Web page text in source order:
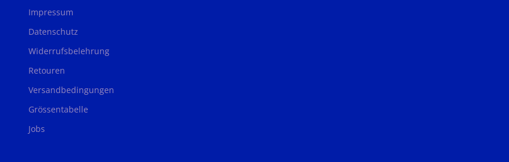
Impressum
Datenschutz
Widerrufsbelehrung
Retouren
Versandbedingungen
Grössentabelle
Jobs